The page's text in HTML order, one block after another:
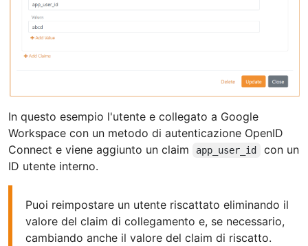
In questo esempio l'utente e collegato a Google
Workspace con un metodo di autenticazione OpenID
Connect e viene aggiunto un claim
app_user_id
con un
ID utente interno.
Puoi reimpostare un utente riscattato eliminando il
valore del claim di collegamento e, se necessario,
cambiando anche il valore del claim di riscatto.